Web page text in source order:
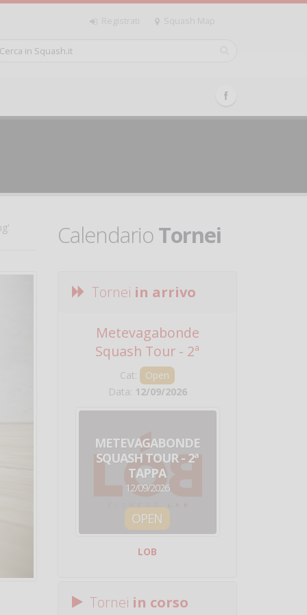
Registrati Squash Map
CalendarioTornei
Tornei in arrivo
Metevagabonde
Squash Tour - 2ª
Tappa
Cat:
Open
Data: 12/09/2026
METEVAGABONDE
SQUASH TOUR - 2ª
TAPPA
12/09/2026
OPEN
LOB
Tornei in corso